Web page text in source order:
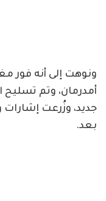
ونوهت إلى أنه فور
⁧‫أمدرمان‬⁩، وتم
جديد، وزُرعت إشارات
بعد.